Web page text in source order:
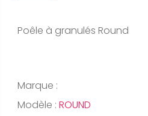
Poêle à granulés Round
Marque :
Modèle : ROUND